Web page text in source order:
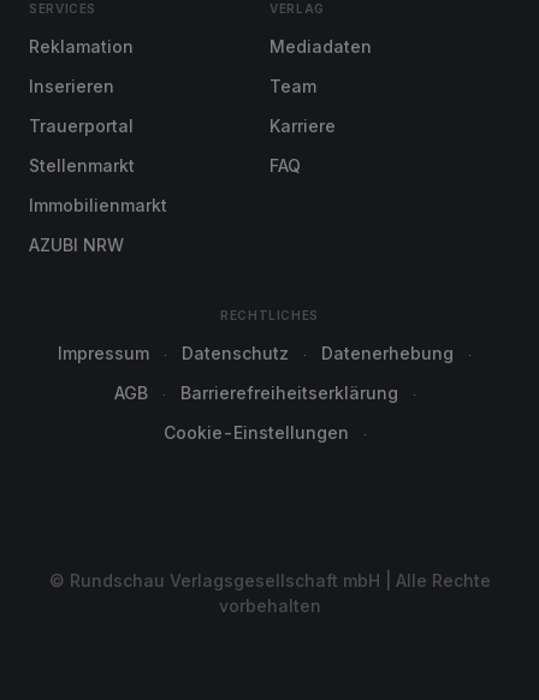
SERVICES
Reklamation
Inserieren
Trauerportal
Stellenmarkt
Immobilienmarkt
AZUBI NRW
VERLAG
Mediadaten
Team
Karriere
FAQ
RECHTLICHES
Impressum Datenschutz
Datenerhebung
AGB
Barrierefreiheitserklärung
Cookie-Einstellungen
© Rundschau Verlagsgesellschaft mbH | Alle Rechte
vorbehalten